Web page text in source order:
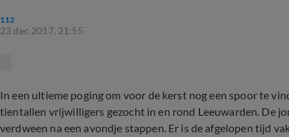
112
23 dec 2017, 21:55
In een ultieme poging om voor de kerst nog een spoor te
tientallen vrijwilligers gezocht in en rond Leeuwarden. De
verdween na een avondje stappen. Er is de afgelopen tijd